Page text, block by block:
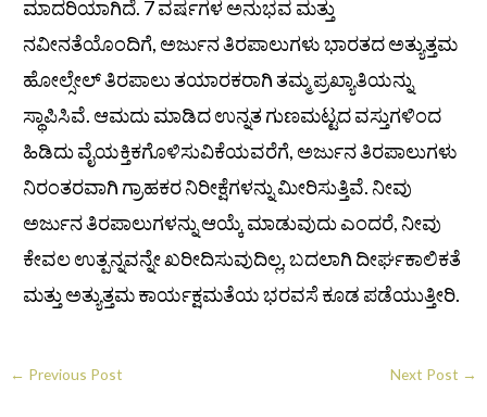
ಮಾದರಿಯಾಗಿದೆ. 7 ವರ್ಷಗಳ ಅನುಭವ ಮತ್ತು
ನವೀನತೆಯೊಂದಿಗೆ, ಅರ್ಜುನ ತಿರಪಾಲುಗಳು ಭಾರತದ ಅತ್ಯುತ್ತಮ
ಹೋಲ್ಸೇಲ್ ತಿರಪಾಲು ತಯಾರಕರಾಗಿ ತಮ್ಮ ಪ್ರಖ್ಯಾತಿಯನ್ನು
ಸ್ಥಾಪಿಸಿವೆ. ಆಮದು ಮಾಡಿದ ಉನ್ನತ ಗುಣಮಟ್ಟದ ವಸ್ತುಗಳಿಂದ
ಹಿಡಿದು ವೈಯಕ್ತಿಕಗೊಳಿಸುವಿಕೆಯವರೆಗೆ, ಅರ್ಜುನ ತಿರಪಾಲುಗಳು
ನಿರಂತರವಾಗಿ ಗ್ರಾಹಕರ ನಿರೀಕ್ಷೆಗಳನ್ನು ಮೀರಿಸುತ್ತಿವೆ. ನೀವು
ಅರ್ಜುನ ತಿರಪಾಲುಗಳನ್ನು ಆಯ್ಕೆ ಮಾಡುವುದು ಎಂದರೆ, ನೀವು
ಕೇವಲ ಉತ್ಪನ್ನವನ್ನೇ ಖರೀದಿಸುವುದಿಲ್ಲ, ಬದಲಾಗಿ ದೀರ್ಘಕಾಲಿಕತೆ
ಮತ್ತು ಅತ್ಯುತ್ತಮ ಕಾರ್ಯಕ್ಷಮತೆಯ ಭರವಸೆ ಕೂಡ ಪಡೆಯುತ್ತೀರಿ.
← Previous Post Next Post →